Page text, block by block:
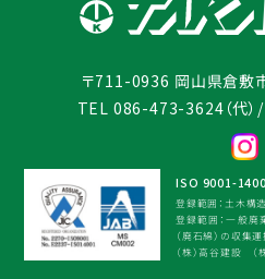
〒711-0936 岡山県倉敷
TEL 086-473-3624（代）
ISO 9001-
登録範囲：土木構
登録範囲：一般廃
（廃石綿）の収集
（株）高谷建設 （